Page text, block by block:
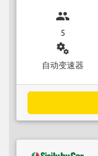
group
5
miscellaneous_services
自动变速器